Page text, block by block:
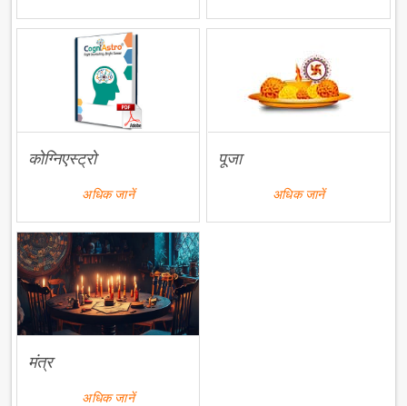
कोग्निएस्ट्रो
अधिक जानें
पूजा
अधिक जानें
मंत्र
अधिक जानें